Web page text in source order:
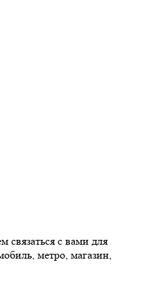
связаться с вами для
метро, магазин,